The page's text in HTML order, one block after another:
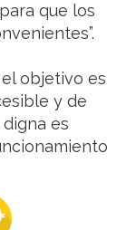
que los
objetivo es
y de
es